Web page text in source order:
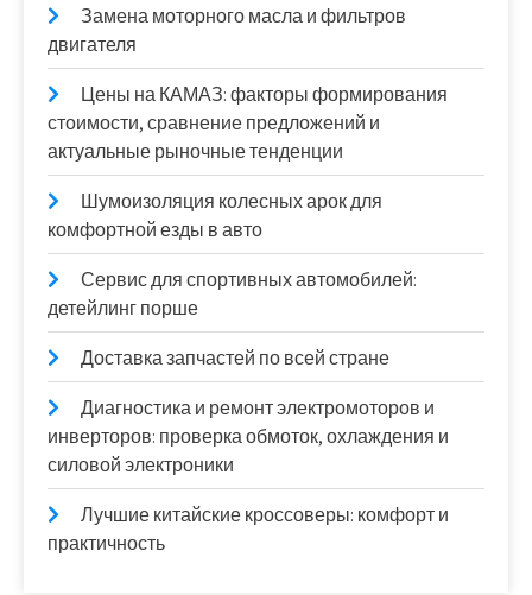
Замена моторного масла и фильтров
двигателя
Цены на КАМАЗ: факторы формирования
стоимости, сравнение предложений и
актуальные рыночные тенденции
Шумоизоляция колесных арок для
комфортной езды в авто
Сервис для спортивных автомобилей:
детейлинг порше
Доставка запчастей по всей стране
Диагностика и ремонт электромоторов и
инверторов: проверка обмоток, охлаждения и
силовой электроники
Лучшие китайские кроссоверы: комфорт и
практичность